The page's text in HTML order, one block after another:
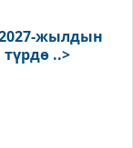
жылдын
апрелинде расмий түрдө ..>